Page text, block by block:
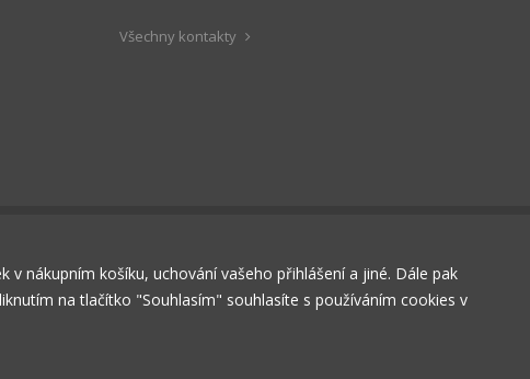
Všechny kontakty
PRÁZDNÝ
nákupním košíku, uchování vašeho přihlášení a jiné. Dále pak
na tlačítko "Souhlasím" souhlasíte s používáním cookies v